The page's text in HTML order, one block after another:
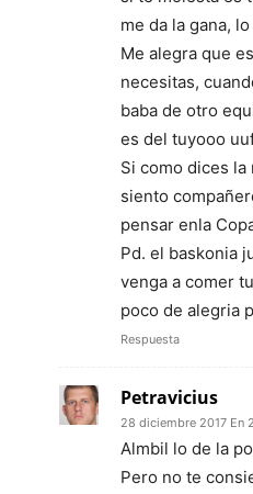
me da la gana,
Me alegra que
necesitas,
baba de otro
es del tuyooo
Si como dices
siento
pensar enla
Pd. el baskonia
venga a comer
poco de alegria
Respuesta
Petravicius
28 diciembre 2017 En
Almbil lo de la
Pero no te